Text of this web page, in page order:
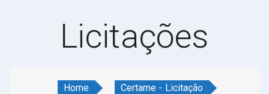
Licitações
Home
Certame - Licitação